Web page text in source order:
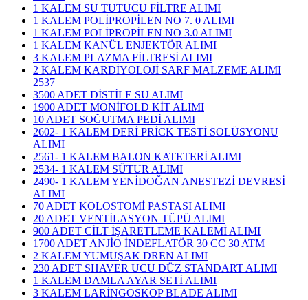
1 KALEM SU TUTUCU FİLTRE ALIMI
1 KALEM POLİPROPİLEN NO 7. 0 ALIMI
1 KALEM POLİPROPİLEN NO 3.0 ALIMI
1 KALEM KANÜL ENJEKTÖR ALIMI
3 KALEM PLAZMA FİLTRESİ ALIMI
​2 KALEM KARDİYOLOJİ SARF MALZEME ALIMI
2537
3500 ADET DİSTİLE SU ALIMI
1900 ADET MONİFOLD KİT ALIMI
10 ADET SOĞUTMA PEDİ ALIMI
2602- 1 KALEM DERİ PRİCK TESTİ SOLÜSYONU
ALIMI
2561- 1 KALEM BALON KATETERİ ALIMI
2534- 1 KALEM SÜTUR ALIMI
2490- 1 KALEM YENİDOĞAN ANESTEZİ DEVRESİ
ALIMI
70 ADET KOLOSTOMİ PASTASI ALIMI
20 ADET VENTİLASYON TÜPÜ ALIMI
900 ADET CİLT İŞARETLEME KALEMİ ALIMI
1700 ADET ANJİO İNDEFLATÖR 30 CC 30 ATM
2 KALEM YUMUŞAK DREN ALIMI
230 ADET SHAVER UCU DÜZ STANDART ALIMI
1 KALEM DAMLA AYAR SETİ ALIMI
3 KALEM LARİNGOSKOP BLADE ALIMI